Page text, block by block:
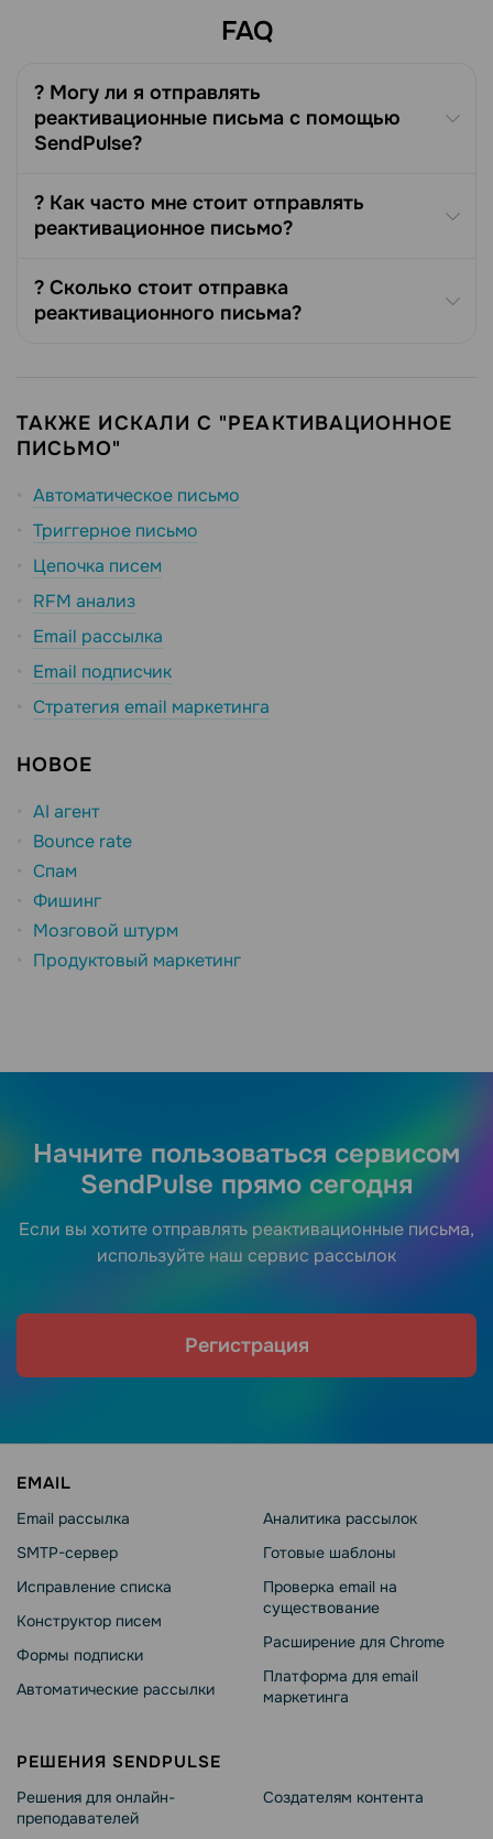
примеров реактивационных
писем, которые вернут их к ...
FAQ
? Могу ли я отправлять
реактивационные письма с помощью
SendPulse?
? Как часто мне стоит отправлять
реактивационное письмо?
? Сколько стоит отправка
реактивационного письма?
ТАКЖЕ ИСКАЛИ С "РЕАКТИВАЦИОННОЕ
ПИСЬМО"
Автоматическое письмо
Триггерное письмо
Цепочка писем
RFM анализ
Email рассылка
Email подписчик
Стратегия email маркетинга
НОВОЕ
AI агент
Bounce rate
Спам
Фишинг
Мозговой штурм
Продуктовый маркетинг
Начните пользоваться сервисом
SendPulse прямо сегодня
Если вы хотите отправлять реактивационные письма,
используйте наш сервис рассылок
Регистрация
EMAIL
Email рассылка
SMTP-сервер
Исправление списка
Конструктор писем
Формы подписки
Автоматические рассылки
Аналитика рассылок
Готовые шаблоны
Проверка email на
существование
Расширение для Chrome
Платформа для email
маркетинга
РЕШЕНИЯ SENDPULSE
Решения для онлайн-
преподавателей
Создателям контента